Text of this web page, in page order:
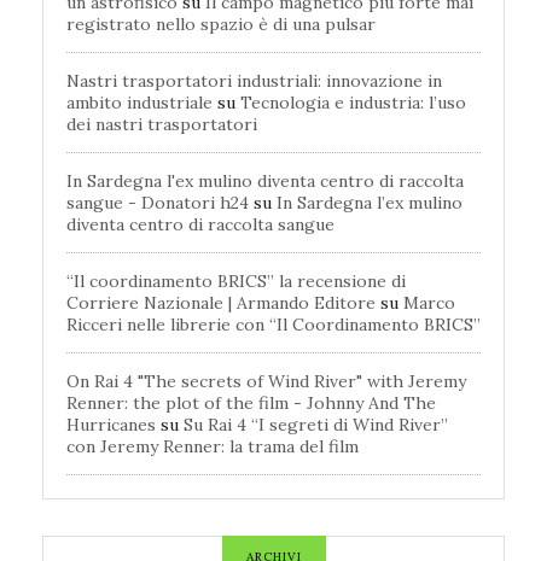
registrato nello spazio è di una pulsar
Nastri trasportatori industriali: innovazione in
ambito industriale su Tecnologia e industria: l’uso
dei nastri trasportatori
In Sardegna l'ex mulino diventa centro di raccolta
sangue - Donatori h24 su In Sardegna l’ex mulino
diventa centro di raccolta sangue
“Il coordinamento BRICS” la recensione di
Corriere Nazionale | Armando Editore su Marco
Ricceri nelle librerie con “Il Coordinamento BRICS”
On Rai 4 "The secrets of Wind River" with Jeremy
Renner: the plot of the film - Johnny And The
Hurricanes su Su Rai 4 “I segreti di Wind River”
con Jeremy Renner: la trama del film
ARCHIVI